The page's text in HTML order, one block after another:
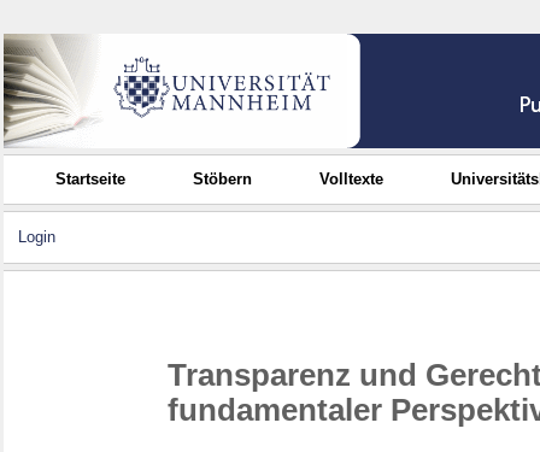
Startseite Stöbern Volltexte
Login
Transparenz und
fundamentaler